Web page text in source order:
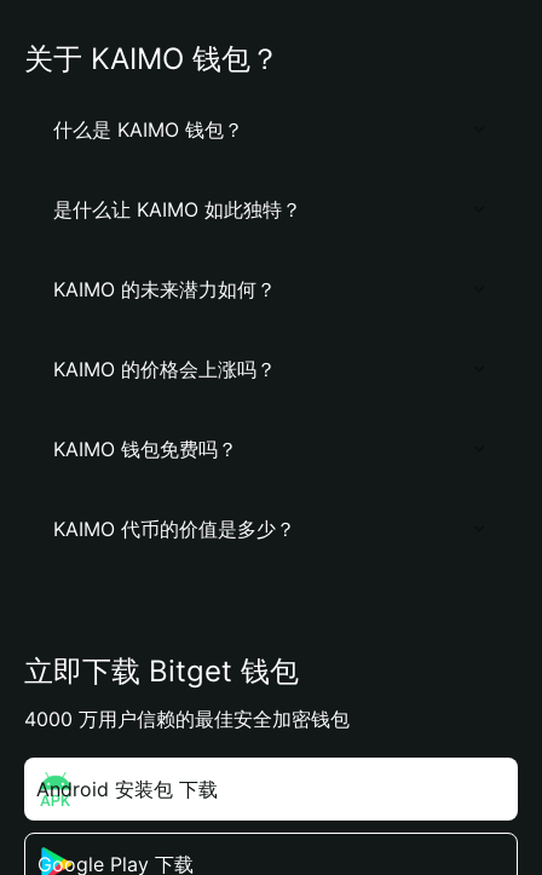
关于 KAIMO 钱包？
什么是 KAIMO 钱包？
是什么让 KAIMO 如此独特？
KAIMO 的未来潜力如何？
KAIMO 的价格会上涨吗？
KAIMO 钱包免费吗？
KAIMO 代币的价值是多少？
立即下载 Bitget 钱包
4000 万用户信赖的最佳安全加密钱包
Android 安装包 下载
Google Play 下载